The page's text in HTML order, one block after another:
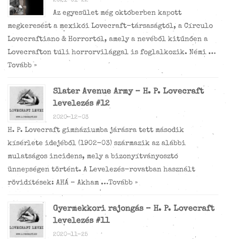
Az egyesület még októberben kapott
megkeresést a mexikói Lovecraft-társaságtól, a Círculo
Lovecraftiano & Horrortól, amely a nevéből kitűnően a
Lovecrafton túli horrorvilággal is foglalkozik. Némi …
Tovább »
Slater Avenue Army – H. P. Lovecraft
levelezés #12
2020-12-03
H. P. Lovecraft gimnáziumba járásra tett második
kísérlete idejéből (1902-03) származik az alábbi
mulatságos incidens, mely a bizonyítványosztó
ünnepségen történt. A Levelezés-rovatban használt
rövidítések: AHÁ – Akham …Tovább »
Gyermekkori rajongás – H. P. Lovecraft
levelezés #11
2020-11-25